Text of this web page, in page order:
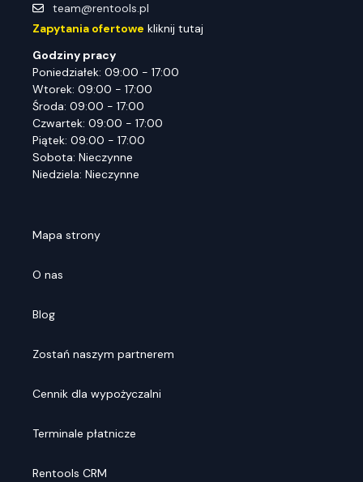
team@rentools.pl
Zapytania ofertowe kliknij tutaj
Godziny pracy
Poniedziałek: 09:00 - 17:00
Wtorek: 09:00 - 17:00
Środa: 09:00 - 17:00
Czwartek: 09:00 - 17:00
Piątek: 09:00 - 17:00
Sobota: Nieczynne
Niedziela: Nieczynne
Mapa strony
O nas
Blog
Zostań naszym partnerem
Cennik dla wypożyczalni
Terminale płatnicze
Rentools CRM